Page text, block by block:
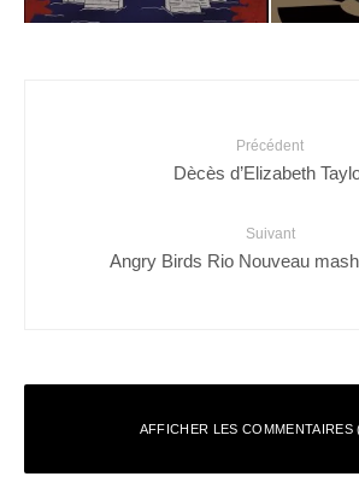
Précédent
Dècès d’Elizabeth
Suivant
Angry Birds Rio Nouveau
AFFICHER LES COMMENTAIRES